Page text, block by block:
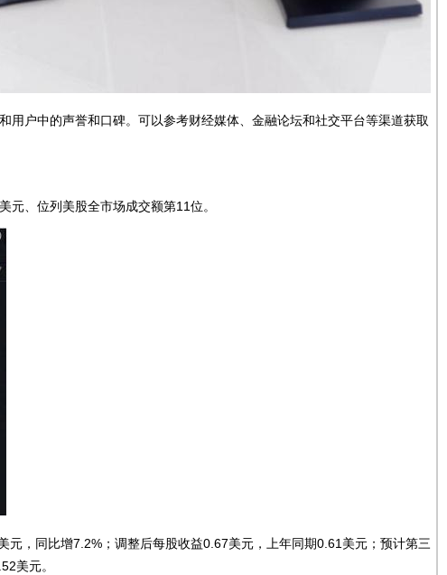
户中的声誉和口碑。可以参考财经媒体、金融论坛和社交平台等渠道获取
元、位列美股全市场成交额第11位。
，同比增7.2%；调整后每股收益0.67美元，上年同期0.61美元；预计第三
美元。